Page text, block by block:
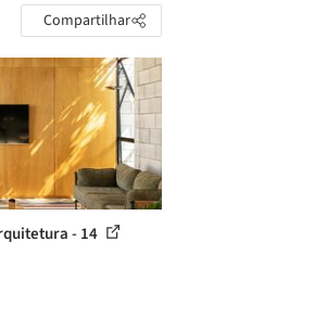
Compartilhar
- 14